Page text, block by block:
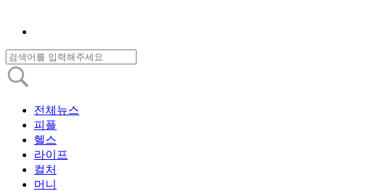
전체뉴스
피플
헬스
라이프
컬처
머니